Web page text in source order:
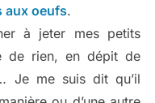
aux oeufs.
à jeter mes petits
de rien, en dépit de
Je me suis dit qu’il